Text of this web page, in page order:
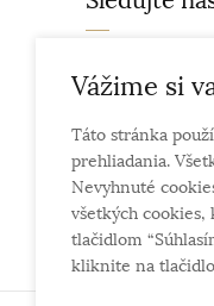
facebook
Vážime si
Táto stránka
prehliadania.
Nevyhnuté
všetkých
tlačidlom
kliknite na